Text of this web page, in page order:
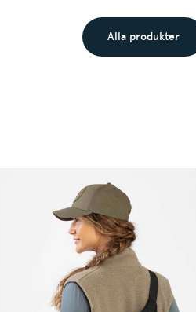
Alla produkter